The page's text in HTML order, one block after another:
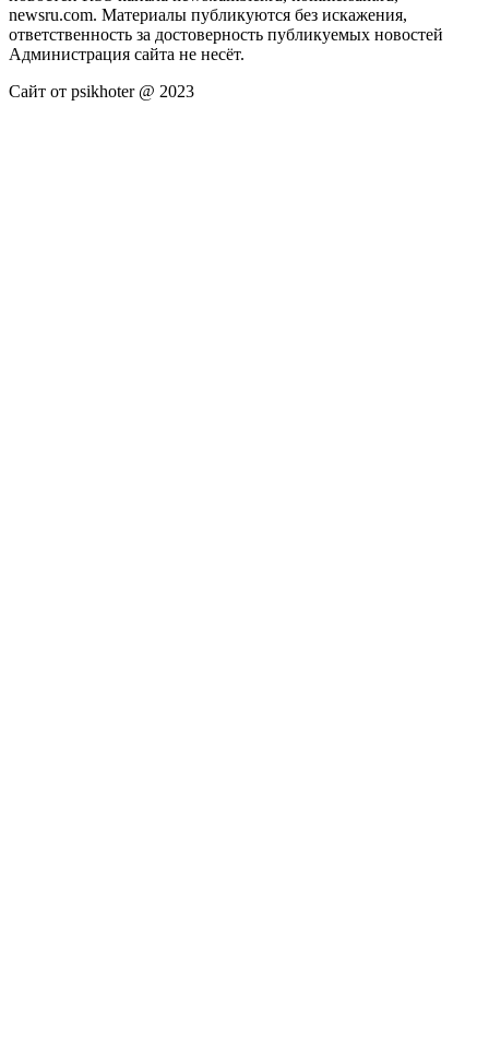
newsru.com. Материалы публикуются без искажения,
ответственность за достоверность публикуемых новостей
Администрация сайта не несёт.
Сайт от psikhoter @ 2023